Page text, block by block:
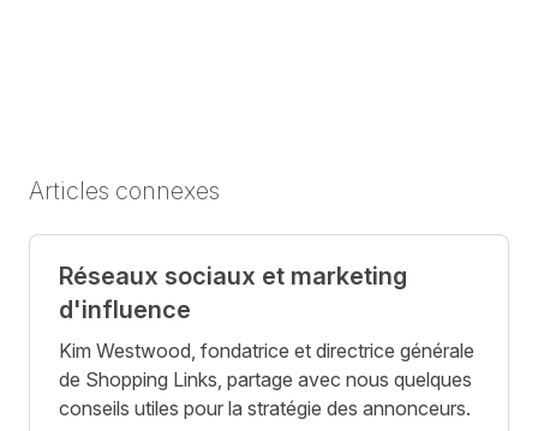
Articles connexes
Réseaux sociaux et marketing
d'influence
Kim Westwood, fondatrice et directrice générale
de Shopping Links, partage avec nous quelques
conseils utiles pour la stratégie des annonceurs.